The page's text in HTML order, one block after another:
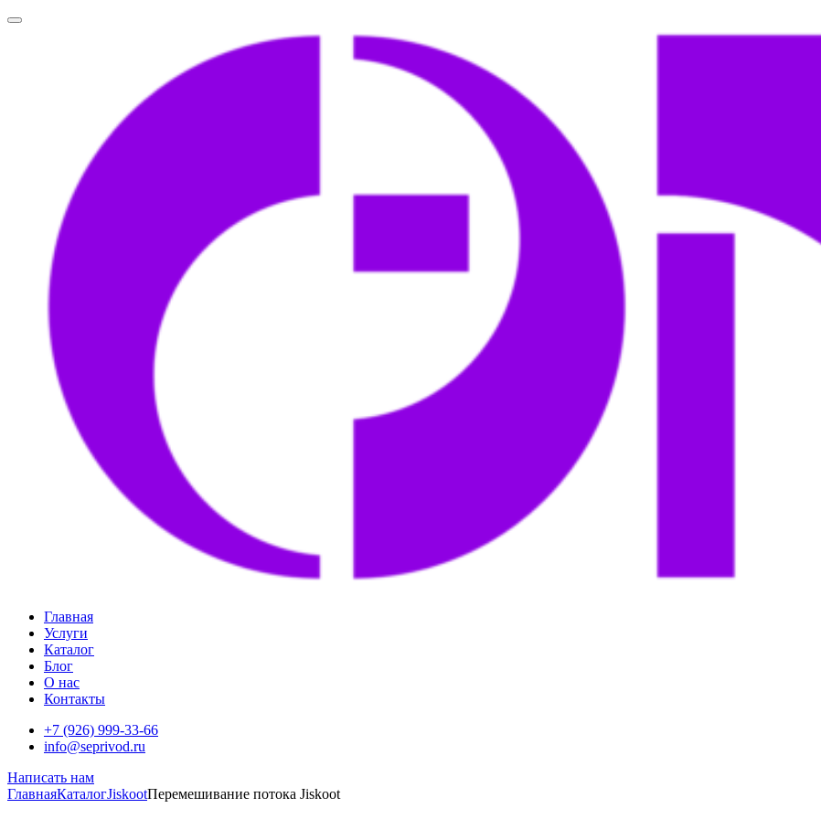
Главная
Услуги
Каталог
Блог
О нас
Контакты
+7 (926) 999-33-66
info@seprivod.ru
Написать нам
ГлавнаяКаталогJiskootПеремешивание потока Jiskoot